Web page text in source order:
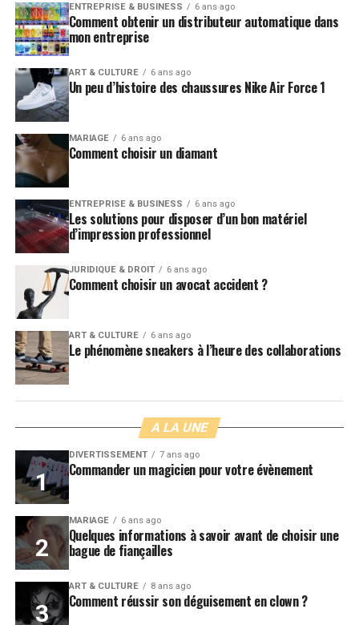
ENTREPRISE & BUSINESS 6 ans ago
Comment obtenir un distributeur automatique dans
mon entreprise
ART & CULTURE 6 ans ago
Un peu d’histoire des chaussures Nike Air Force 1
MARIAGE 6 ans ago
Comment choisir un diamant
ENTREPRISE & BUSINESS 6 ans ago
Les solutions pour disposer d’un bon matériel
d’impression professionnel
JURIDIQUE & DROIT 6 ans ago
Comment choisir un avocat accident ?
ART & CULTURE 6 ans ago
Le phénomène sneakers à l’heure des collaborations
A LA UNE
DIVERTISSEMENT 7 ans ago
Commander un magicien pour votre évènement
MARIAGE 6 ans ago
Quelques informations à savoir avant de choisir une
bague de fiançailles
ART & CULTURE 8 ans ago
Comment réussir son déguisement en clown ?